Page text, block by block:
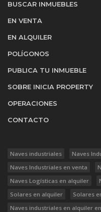
BUSCAR INMUEBLES
EN VENTA
EN ALQUILER
POLÍGONOS
PUBLICA TU INMUEBLE
SOBRE INICIA PROPERTY
OPERACIONES
CONTACTO
Naves industriales
Naves
Naves Industriales en venta
Naves Logísticas en alquiler
Solares en alquiler
Solares
Naves industriales en alquiler